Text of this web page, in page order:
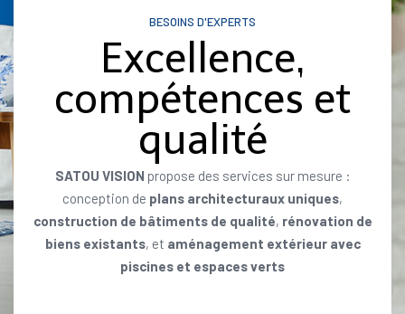
BESOINS D'EXPERTS
Excellence,
compétences et
qualité
SATOU VISION propose des services sur mesure :
conception de plans architecturaux uniques,
construction de bâtiments de qualité, rénovation de
biens existants, et aménagement extérieur avec
piscines et espaces verts